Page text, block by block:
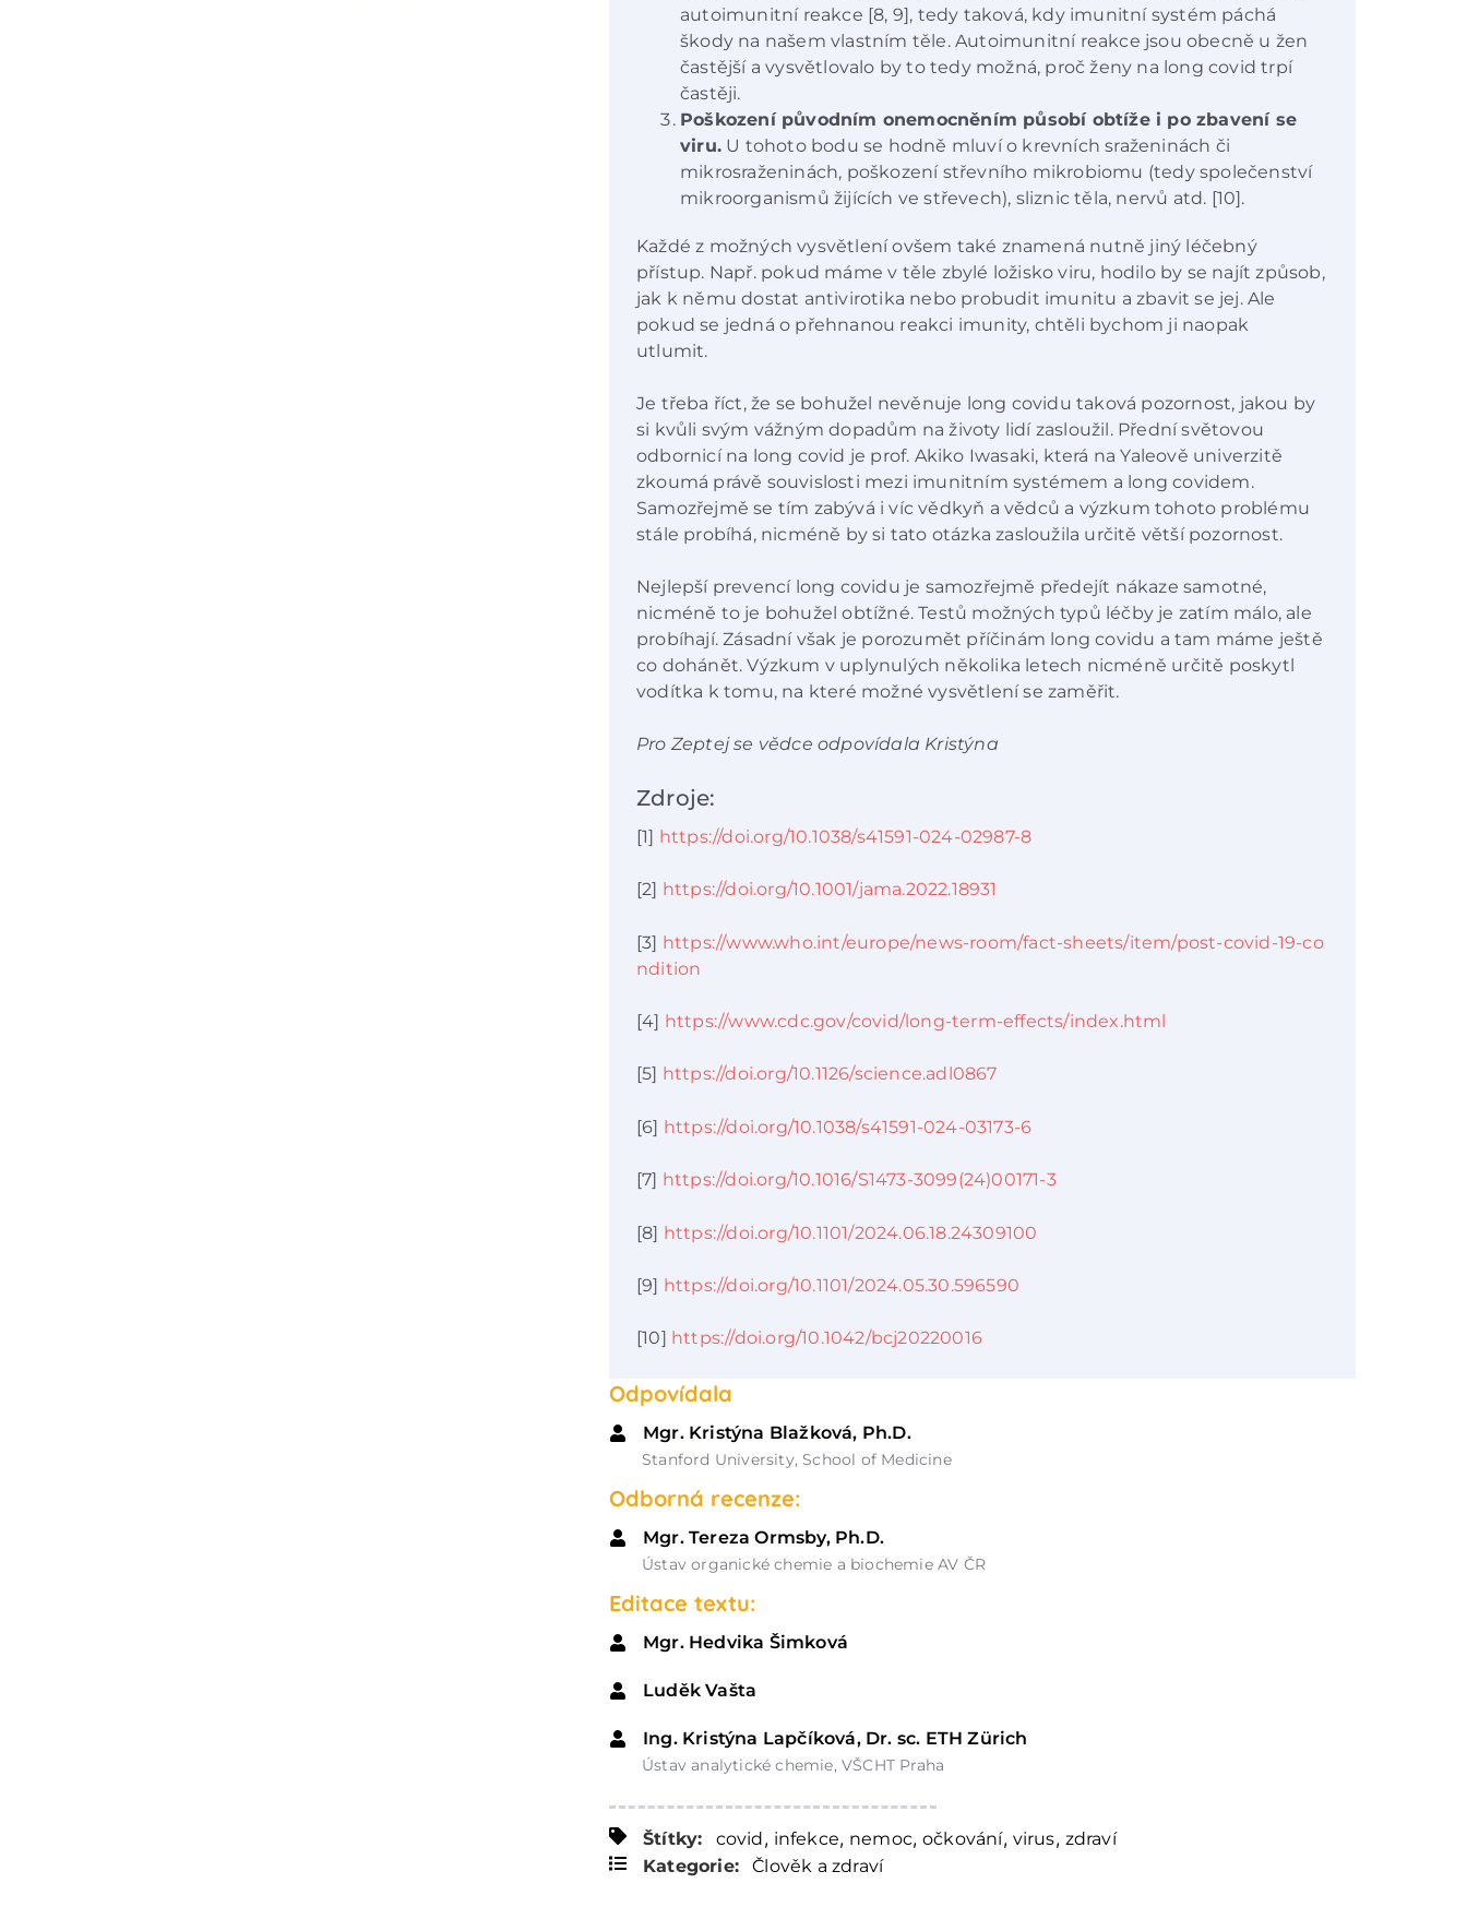
autoimunitní reakce [8, 9], tedy taková, kdy imunitní systém páchá
škody na našem vlastním těle. Autoimunitní reakce jsou obecně u žen
častější a vysvětlovalo by to tedy možná, proč ženy na long covid trpí
častěji.
Poškození původním onemocněním působí obtíže i po zbavení se
viru. U tohoto bodu se hodně mluví o krevních sraženinách či
mikrosraženinách, poškození střevního mikrobiomu (tedy společenství
mikroorganismů žijících ve střevech), sliznic těla, nervů atd. [10].
Každé z možných vysvětlení ovšem také znamená nutně jiný léčebný
přístup. Např. pokud máme v těle zbylé ložisko viru, hodilo by se najít způsob,
jak k němu dostat antivirotika nebo probudit imunitu a zbavit se jej. Ale
pokud se jedná o přehnanou reakci imunity, chtěli bychom ji naopak
utlumit.
Je třeba říct, že se bohužel nevěnuje long covidu taková pozornost, jakou by
si kvůli svým vážným dopadům na životy lidí zasloužil. Přední světovou
odbornicí na long covid je prof. Akiko Iwasaki, která na Yaleově univerzitě
zkoumá právě souvislosti mezi imunitním systémem a long covidem.
Samozřejmě se tím zabývá i víc vědkyň a vědců a výzkum tohoto problému
stále probíhá, nicméně by si tato otázka zasloužila určitě větší pozornost.
Nejlepší prevencí long covidu je samozřejmě předejít nákaze samotné,
nicméně to je bohužel obtížné. Testů možných typů léčby je zatím málo, ale
probíhají. Zásadní však je porozumět příčinám long covidu a tam máme ještě
co dohánět. Výzkum v uplynulých několika letech nicméně určitě poskytl
vodítka k tomu, na které možné vysvětlení se zaměřit.
Pro Zeptej se vědce odpovídala Kristýna
Zdroje:
[1] https://doi.org/10.1038/s41591-024-02987-8
[2] https://doi.org/10.1001/jama.2022.18931
[3] https://www.who.int/europe/news-room/fact-sheets/item/post-covid-19-co
ndition
[4] https://www.cdc.gov/covid/long-term-effects/index.html
[5] https://doi.org/10.1126/science.adl0867
[6] https://doi.org/10.1038/s41591-024-03173-6
[7] https://doi.org/10.1016/S1473-3099(24)00171-3
[8] https://doi.org/10.1101/2024.06.18.24309100
[9] https://doi.org/10.1101/2024.05.30.596590
[10] https://doi.org/10.1042/bcj20220016
Odpovídala
Mgr. Kristýna Blažková, Ph.D.
Stanford University, School of Medicine
Odborná recenze:
Mgr. Tereza Ormsby, Ph.D.
Ústav organické chemie a biochemie AV ČR
Editace textu:
Mgr. Hedvika Šimková
Luděk Vašta
Ing. Kristýna Lapčíková, Dr. sc. ETH Zürich
Ústav analytické chemie, VŠCHT Praha
Štítky: covid, infekce, nemoc, očkování, virus, zdraví
Kategorie:
Člověk a zdraví